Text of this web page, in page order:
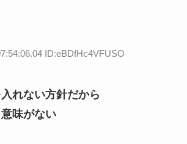
ID:eBDfHc4VFUSO
れない方針だから
味がない